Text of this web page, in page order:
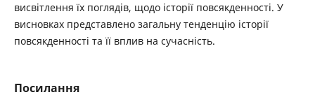
висвітлення їх поглядів, щодо історії повсякденності. У
висновках представлено загальну тенденцію історії
повсякденності та її вплив на сучасність.
Посилання